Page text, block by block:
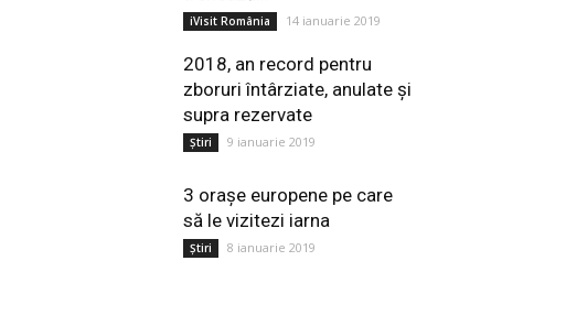
iVisit România 14 ianuarie 2019
2018, an record pentru
zboruri întârziate, anulate și
supra rezervate
Știri 9 ianuarie 2019
3 orașe europene pe care
să le vizitezi iarna
Știri 8 ianuarie 2019